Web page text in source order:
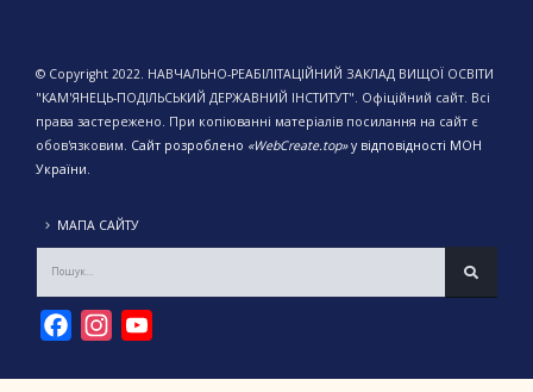
© Copyright 2022. НАВЧАЛЬНО-РЕАБІЛІТАЦІЙНИЙ ЗАКЛАД ВИЩОЇ ОСВІТИ
"КАМ'ЯНЕЦЬ-ПОДІЛЬСЬКИЙ ДЕРЖАВНИЙ ІНСТИТУТ". Офіційний сайт. Всі
права застережено. При копіюванні матеріалів посилання на сайт є
обов'язковим. Сайт розроблено «WebCreate.top»у відповідності МОН
України.
МАПА САЙТУ
FacebookInstagram